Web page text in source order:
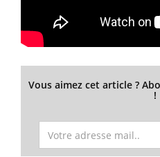
Vous aimez cet article ?
!